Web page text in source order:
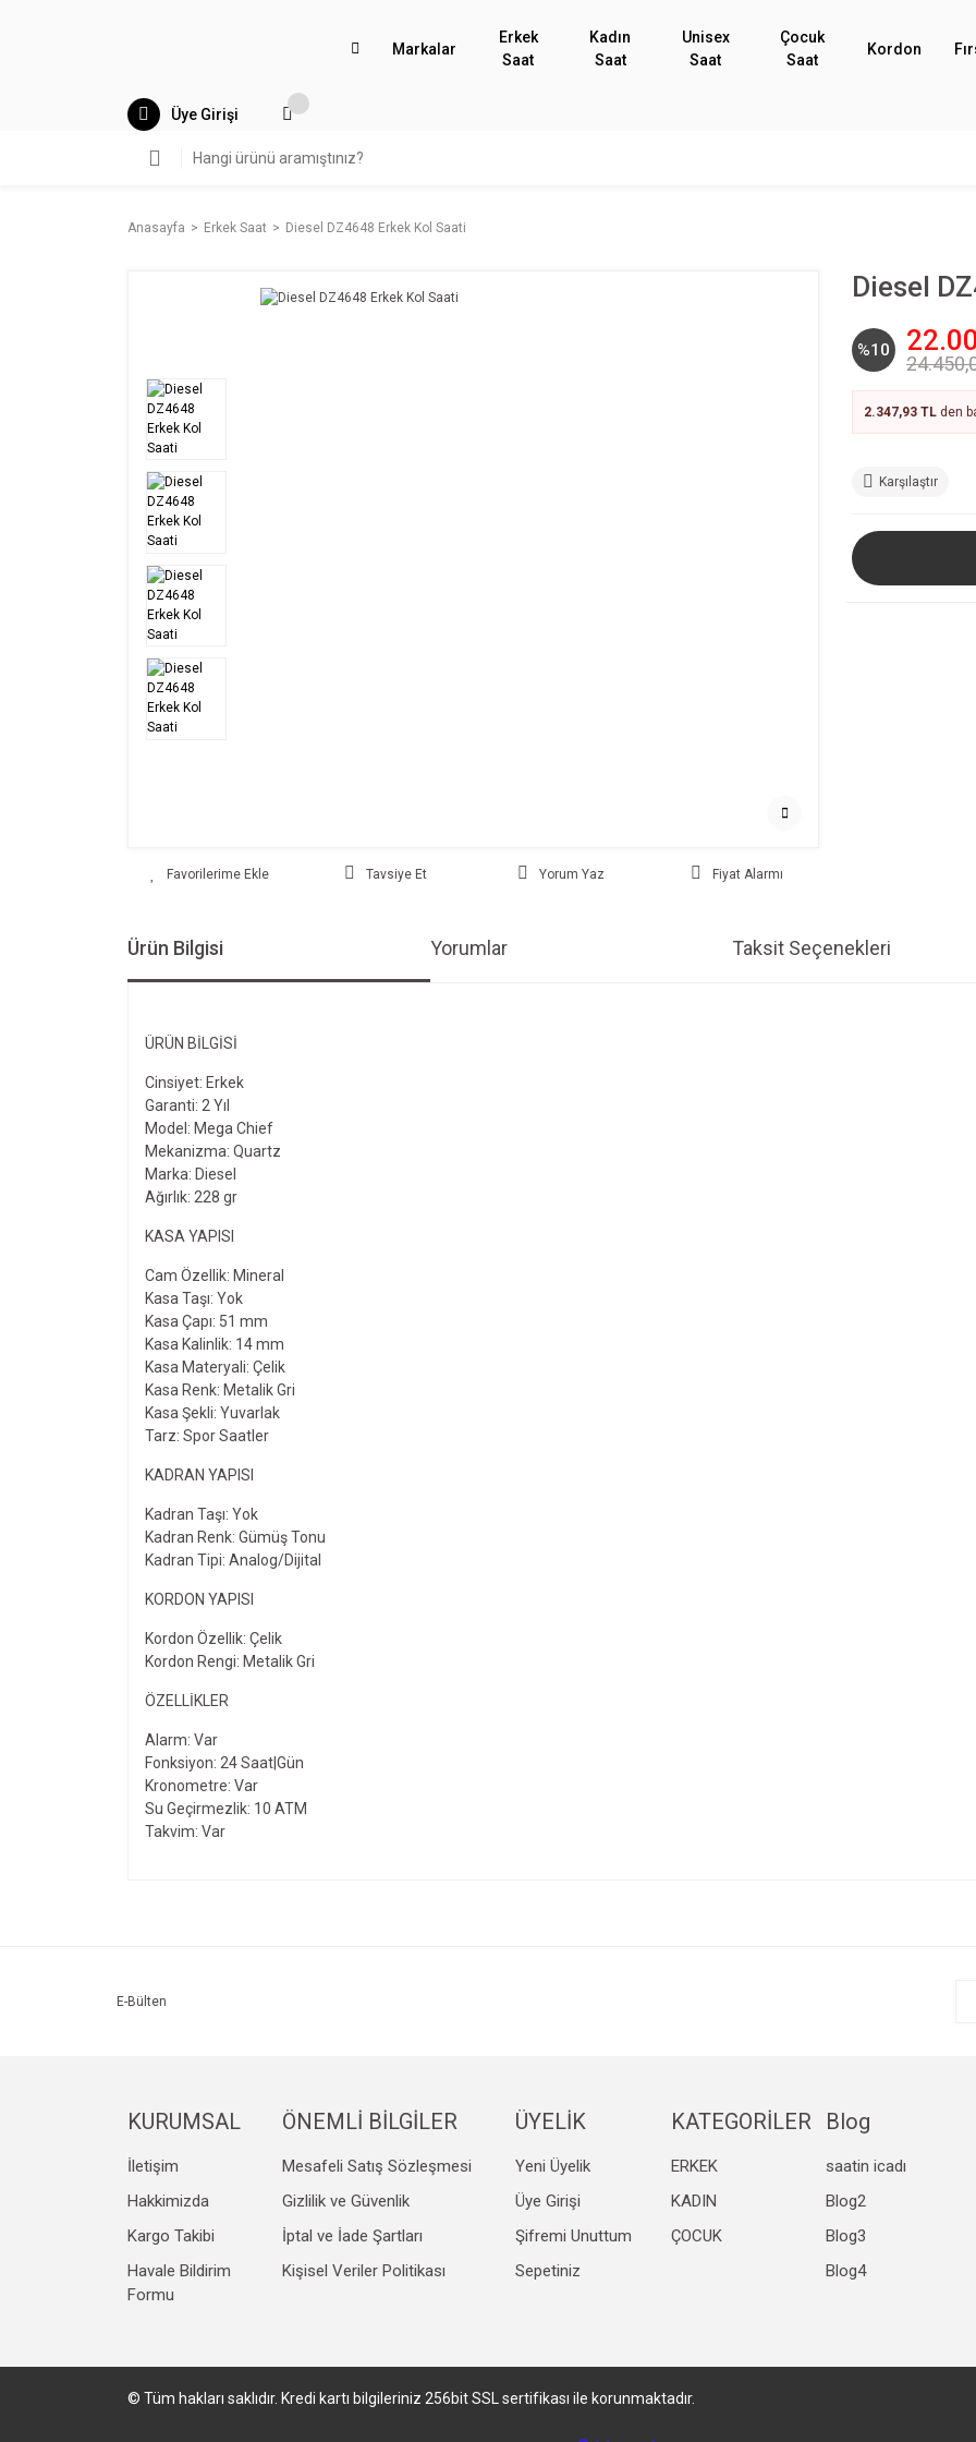
Markalar
Erkek
Saat
Kadın
Saat
Unisex
Saat
Çocuk
Saat
Kordon
Üye Girişi
Anasayfa Erkek Saat Diesel DZ4648 Erkek Kol Saati
Tavsiye Et Yorum Yaz Fiyat Alarmı
Diesel
%10
2.347,93 TL den
Karşılaştır
Ürün Bilgisi Yorumlar Taksit Seçenekleri
ÜRÜN BILGISI
Cinsiyet: Erkek
Garanti: 2 Yıl
Model: Mega Chief
Mekanizma: Quartz
Marka: Diesel
Ağırlık: 228 gr
KASA YAPISI
Cam Özellik: Mineral
Kasa Taşı: Yok
Kasa Çapı: 51 mm
Kasa Kalinlik: 14 mm
Kasa Materyali: Çelik
Kasa Renk: Metalik Gri
Kasa Şekli: Yuvarlak
Tarz: Spor Saatler
KADRAN YAPISI
Kadran Taşı: Yok
Kadran Renk: Gümüş Tonu
Kadran Tipi: Analog/Dijital
KORDON YAPISI
Kordon Özellik: Çelik
Kordon Rengi: Metalik Gri
ÖZELLIKLER
Alarm: Var
Fonksiyon: 24 Saat|Gün
Kronometre: Var
Su Geçirmezlik: 10 ATM
Takvim: Var
Gönder
E-Bülten
KURUMSAL
İletişim
Hakkimizda
Kargo Takibi
Havale Bildirim
Formu
ÖNEMLİ BİLGİLER
Mesafeli Satış Sözleşmesi
Gizlilik ve Güvenlik
İptal ve İade Şartları
Kişisel Veriler Politikası
ÜYELİK
Yeni Üyelik
Üye Girişi
Şifremi Unuttum
Sepetiniz
KATEGORİLER
ERKEK
KADIN
ÇOCUK
Blog
saatin icadı
Blog2
Blog3
Blog4
© Tüm hakları saklıdır. Kredi kartı bilgileriniz 256bit SSL sertifikası ile korunmaktadır.